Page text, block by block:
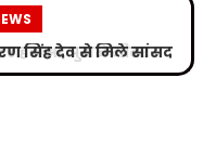
सिंह देव से मिले सांसद